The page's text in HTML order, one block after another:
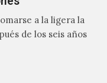
a la ligera la
de los seis años